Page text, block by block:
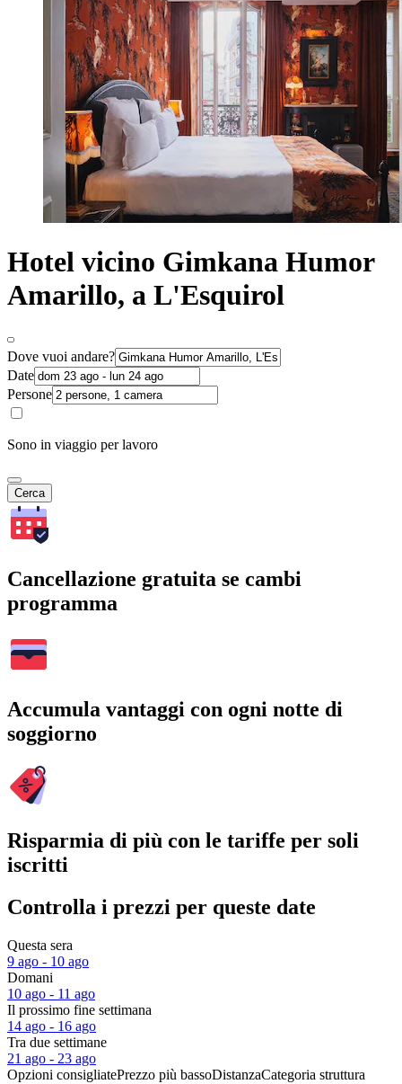
Hotel vicino Gimkana Humor
Amarillo, a L'Esquirol
Dove vuoi andare?
Date
Persone
Sono in viaggio per lavoro
Cerca
Cancellazione gratuita se cambi
programma
Accumula vantaggi con ogni notte di
soggiorno
Risparmia di più con le tariffe per soli
iscritti
Controlla i prezzi per queste date
Questa sera
9 ago - 10 ago
Domani
10 ago - 11 ago
Il prossimo fine settimana
14 ago - 16 ago
Tra due settimane
21 ago - 23 ago
Opzioni consigliatePrezzo più bassoDistanzaCategoria struttura